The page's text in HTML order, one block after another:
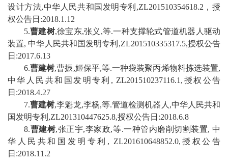
设计方法,中华人民共和国发明专利 ,ZL201510354618.2 ，授
权公告日 :2018.1.12
5.曹建树,徐宝东,张义 ,等.一种支撑轮式管道机器人驱动
装置, 中华人民共和国发明专利 ,ZL201510335317.5,授权公告
日 :2017.6.13
6.曹建树,曹振,姬保平,等.一种袋装聚丙烯物料拣选装置,
中华人民共和国发明专利 , ZL201510237116.1, 授权公告
日 :2018.4.27
7.曹建树,李魁龙,李杨,等.管道检测机器人 ,中华人民共和
国发明专利 ,ZL201310447625.8,授权公告日 :2018.6.8
8.曹建树,张正宇,李家政,等.一种管内磨削切割装置, 中
华人民共和国发明专利 , ZL201610648852.0, 授权公告
日 :2018.11.2